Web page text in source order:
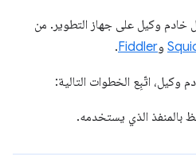
وكيل على جهاز التطوير. من
وFiddler
.
وكيل، اتّبِع الخطوات التالية:
بالمنفذ الذي يستخدمه.